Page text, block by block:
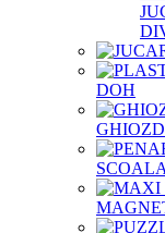
DOH
SCOALA